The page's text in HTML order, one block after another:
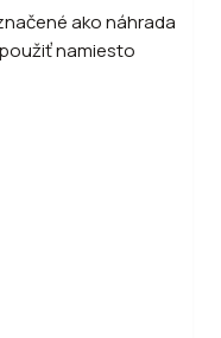
ako náhrada
namiesto